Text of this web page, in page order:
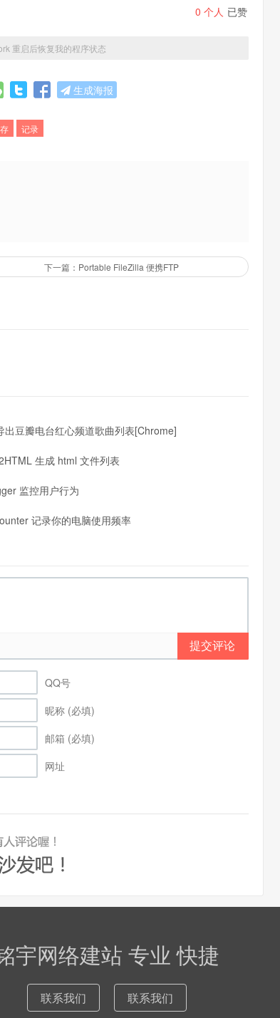
0 个人 已赞
重启后恢复我的程序状态
生成海报
记录
下一篇：Portable FileZilla 便携FTP
出豆瓣电台红心频道歌曲列表[Chrome]
生成 html 文件列表
监控用户行为
记录你的电脑使用频率
提交评论
QQ号
昵称 (必填)
邮箱 (必填)
网址
宇网络建站 专业 快捷
联系我们 联系我们